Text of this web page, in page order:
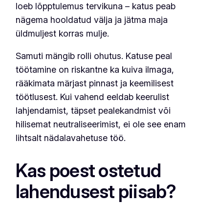
loeb lõpptulemus tervikuna – katus peab
nägema hooldatud välja ja jätma maja
üldmuljest korras mulje.
Samuti mängib rolli ohutus. Katuse peal
töötamine on riskantne ka kuiva ilmaga,
rääkimata märjast pinnast ja keemilisest
töötlusest. Kui vahend eeldab keerulist
lahjendamist, täpset pealekandmist või
hilisemat neutraliseerimist, ei ole see enam
lihtsalt nädalavahetuse töö.
Kas poest ostetud
lahendusest piisab?